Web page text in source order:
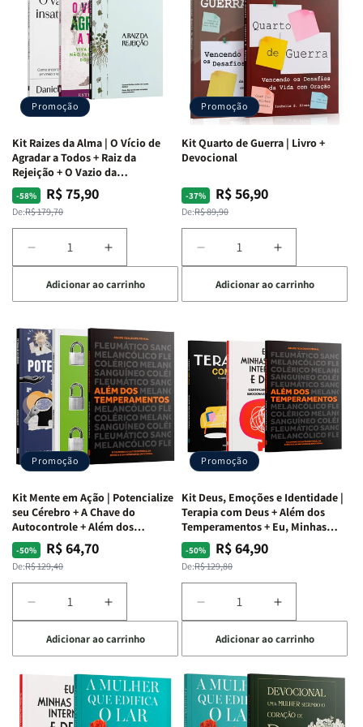
Promoção
Kit Raizes da Alma | O Vício de
Agradar a Todos + Raiz da
Rejeição + O Vazio da
Insatisfação.
-58%
Preço
normal
De:R$ 179,70
Preço
promocional
R$ 75,90
Diminuir
a
quantidade
de
Raizes
da
Alma
|
O
Vício
Agradar
a
Todos
+
Raiz
da
Rejeição
Insatisfação.
Aumentar
a
quantidade
de
Raizes
da
Alma
|
O
Vício
de
Agradar
Todos
+
Raiz
O
Insatisfação.
Adicionar ao carrinho
Promoção
Kit Quarto de Guerra | Livro +
Devocional
-37%
Preço
normal
De:R$ 89,90
Preço
promocional
R$ 56,90
Diminuir
a
quantidade
de
Quarto
de
Guerra
Livro
+
Devocional
Aumentar
a
quantidade
de
Quarto
de
Guerra
|
Livro
+
Devocional
Adicionar ao carrinho
Promoção
Kit Mente em Ação | Potencialize
seu Cérebro + A Chave do
Autocontrole + Além dos
Temperamentos
-50%
Preço
normal
De:R$ 129,40
Preço
promocional
R$ 64,70
Diminuir
a
quantidade
de
Mente
em
Aumentar
a
quantidade
de
Kit
Mente
em
Adicionar ao carrinho
Promoção
Kit Deus, Emoções e Identidade |
Terapia com Deus + Além dos
Temperamentos + Eu, Minhas
Feridas e Deus
-50%
Preço
normal
De:R$ 129,80
Preço
promocional
R$ 64,90
Diminuir
a
quantidade
de
Kit
Deus,
Emoções
Aumentar
a
quantidade
de
Kit
Deus,
Emoções
Adicionar ao carrinho